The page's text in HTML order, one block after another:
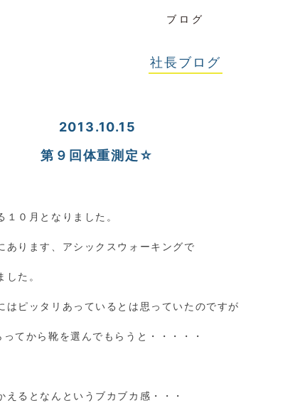
ブログ
社長ブログ
2013.10.15
第９回体重測定☆
０月となりました。
あります、アシックスウォーキングで
た。
はピッタリあっているとは思っていたのですが
てから靴を選んでもらうと・・・・・
るとなんというブカブカ感・・・